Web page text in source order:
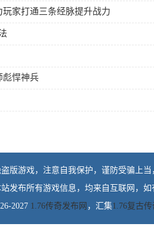
家打通三条经脉提升战力
彪悍神兵
版游戏，注意自我保护，谨防受骗上
发布所有游戏信息，均来自互联网，
2027 1.76传奇发布网 ，汇集1.76复古传